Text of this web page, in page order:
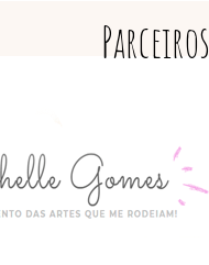
Parceiros